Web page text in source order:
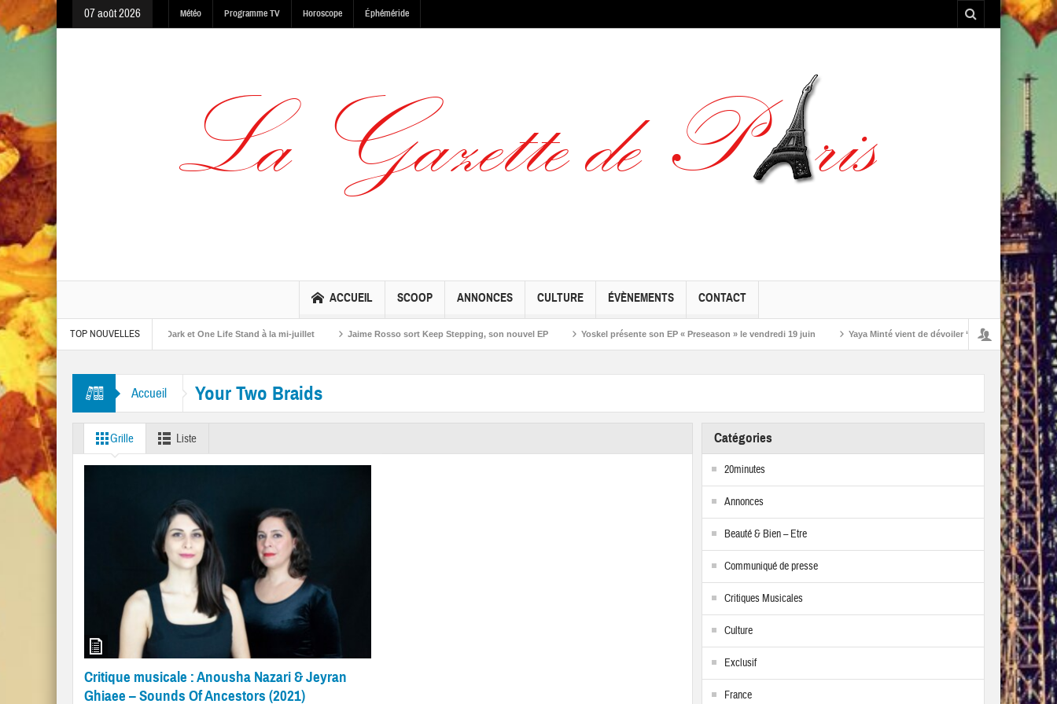
07 août 2026 Météo Programme TV Horoscope Éphéméride
ACCUEIL SCOOP ANNONCES CULTURE ÉVÈNEMENTS CONTACT
TOP NOUVELLES
The Warning, Made In The Dark et One Life Stand à la mi-juillet Jaime Rosso sort Keep Stepping, son nouvel EP Yoskel présente son EP « Preseason » le vendredi 19 juin Yaya Minté vient de dévoiler ‘So’, son premier album
“Mr. Tambourine Man” et “Like A Rolling Stone”
Accueil Your Two Braids
Grille Liste
Critique musicale : Anousha Nazari & Jeyran
Ghiaee – Sounds Of Ancestors (2021)
Catégories
20minutes
Annonces
Beauté & Bien – Etre
Communiqué de presse
Critiques Musicales
Culture
Exclusif
France